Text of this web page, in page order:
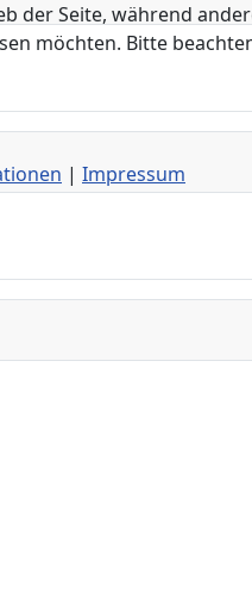
der Seite, während
möchten. Bitte
| Impressum